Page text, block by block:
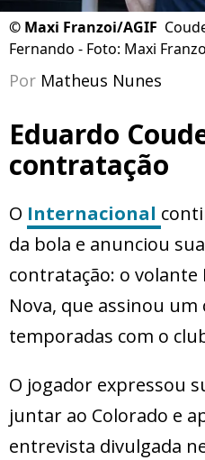
© Maxi Franzoi/AGIF
Fernando - Foto: Maxi
Por Matheus Nunes
Eduardo
contratação
O Internacional
da bola e anunciou
contratação: o volante
Nova, que assinou
temporadas com o
O jogador expressou
juntar ao Colorado e
entrevista divulgada